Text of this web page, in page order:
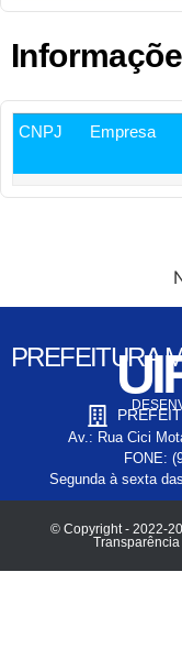
CNPJ Empresa
PREFEITURA
Av.: Rua Cici
FONE:
Segunda à sexta
© Copyright - 2022-